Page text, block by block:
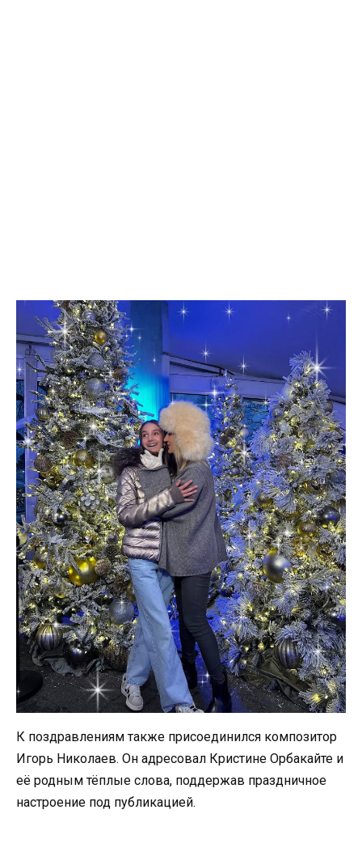
К поздравлениям также присоединился композитор
Игорь Николаев. Он адресовал Кристине Орбакайте и
её родным тёплые слова, поддержав праздничное
настроение под публикацией.